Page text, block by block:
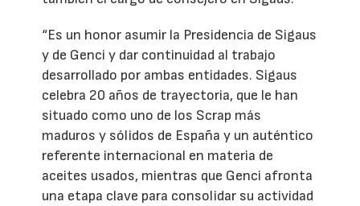
“Es un honor asumir la Presidencia de Sigaus
y de Genci y dar continuidad al trabajo
desarrollado por ambas entidades. Sigaus
celebra 20 años de trayectoria, que le han
situado como uno de los Scrap más
maduros y sólidos de España y un auténtico
referente internacional en materia de
aceites usados, mientras que Genci afronta
una etapa clave para consolidar su actividad